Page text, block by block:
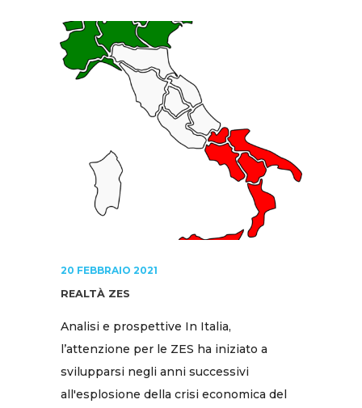
20 FEBBRAIO 2021
REALTÀ ZES
Analisi e prospettive In Italia,
l’attenzione per le ZES ha iniziato a
svilupparsi negli anni successivi
all'esplosione della crisi economica del